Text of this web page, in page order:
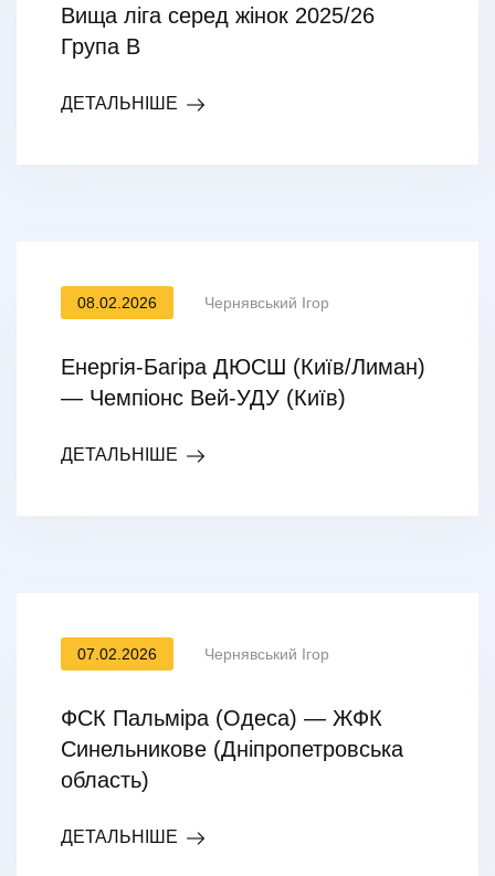
Вища ліга серед жінок 2025/26
Група В
ДЕТАЛЬНІШЕ
08.02.2026 Чернявський Ігор
Енергія-Багіра ДЮСШ (Київ/Лиман)
— Чемпіонс Вей-УДУ (Київ)
ДЕТАЛЬНІШЕ
07.02.2026 Чернявський Ігор
ФСК Пальміра (Одеса) — ЖФК
Синельникове (Дніпропетровська
область)
ДЕТАЛЬНІШЕ